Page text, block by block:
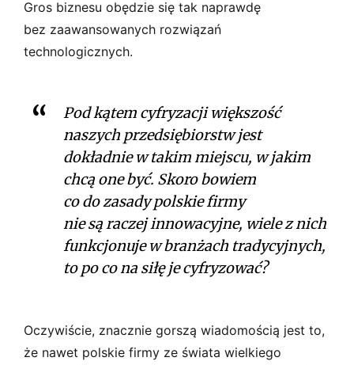
Gros biznesu obędzie się tak naprawdę
bez zaawansowanych rozwiązań
technologicznych.
Pod kątem cyfryzacji większość
naszych przedsiębiorstw jest
dokładnie w takim miejscu, w jakim
chcą one być. Skoro bowiem
co do zasady polskie firmy
nie są raczej innowacyjne, wiele z nich
funkcjonuje w branżach tradycyjnych,
to po co na siłę je cyfryzować?
Oczywiście, znacznie gorszą wiadomością jest to,
że nawet polskie firmy ze świata wielkiego